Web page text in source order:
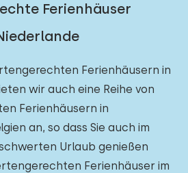
Ferienhäuser
Ferienhäusern in
wir auch eine Reihe von
Ferienhäusern in
an, so dass Sie auch im
Urlaub genießen
Ferienhäuser im